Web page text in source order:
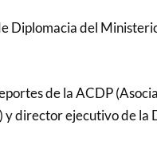
Diplomacia del
de la ACDP
y director ejecutivo de